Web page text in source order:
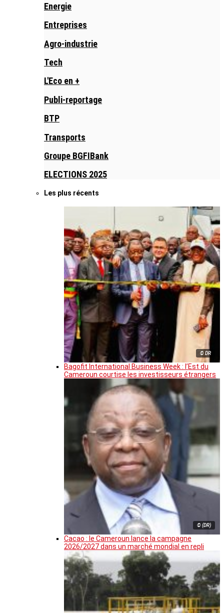
Energie
Entreprises
Agro-industrie
Tech
L'Eco en +
Publi-reportage
BTP
Transports
Groupe BGFIBank
ELECTIONS 2025
Les plus récents
© DR
Bagofit International Business Week : l’Est du
Cameroun courtise les investisseurs étrangers
© (DR)
Cacao : le Cameroun lance la campagne
2026/2027 dans un marché mondial en repli